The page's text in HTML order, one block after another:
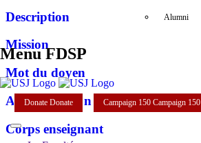
Alumni
Menu FDSP
Donate Donate Campaign 150 Campaign 150
Description
Mission
Mot du doyen
Administration
Corps enseignant